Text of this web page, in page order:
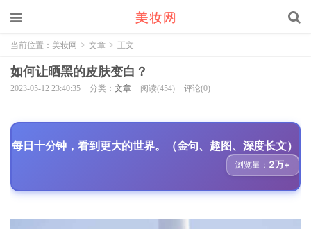
当前位置： 美妆网 > 文章 > 正文
如何让晒黑的皮肤变白？
2023-05-12 23:40:35 分类： 文章 阅读(454) 评论(0)
每日十分钟，看到更大的世界。（金句、趣图、深度长文）
浏览量： 2万+